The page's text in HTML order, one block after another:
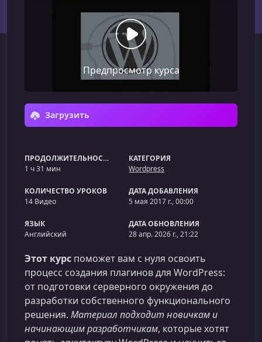
Предпросмотр курса
Загрузить
ПРОДОЛЖИТЕЛЬНОСТЬ
1 ч 31 мин
КАТЕГОРИЯ
Wordpress
КОЛИЧЕСТВО УРОКОВ
14 Видео
ДАТА ДОБАВЛЕНИЯ
5 мая 2017 г., 00:00
ЯЗЫК
Английский
ДАТА ОБНОВЛЕНИЯ
28 апр. 2026 г., 21:22
Этот курс поможет вам с нуля освоить
процесс создания плагинов для WordPress:
от подготовки серверного окружения до
разработки собственного функционального
решения. Материал подходит новичкам и
начинающим разработчикам, которые хотят